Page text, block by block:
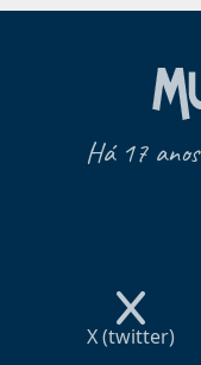
Há 17
X (twitter)